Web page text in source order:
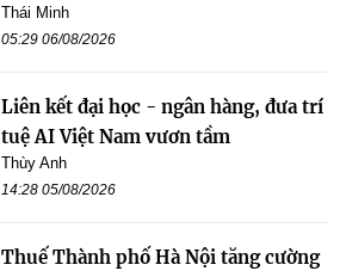
Thái Minh
05:29 06/08/2026
Liên kết đại học - ngân hàng, đưa trí
tuệ AI Việt Nam vươn tầm
Thùy Anh
14:28 05/08/2026
Thuế Thành phố Hà Nội tăng cường